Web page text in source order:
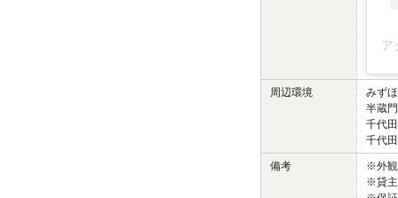
周辺環境
みず
半蔵
千代
千代
備考
※外
※貸主